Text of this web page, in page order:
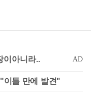
이틀 만에 발견"